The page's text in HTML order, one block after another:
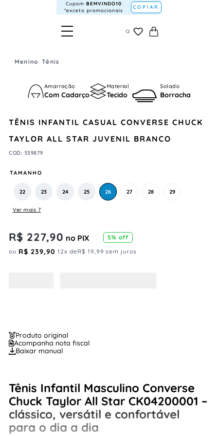
Cupom BEMVINDO10
*exceto promocionais
COPIAR
Menino Tênis
Amarração
Com Cadarço
Material
Tecido
Solado
Borracha
TÊNIS INFANTIL CASUAL CONVERSE CHUCK
TAYLOR ALL STAR JUVENIL BRANCO
COD: 339879
TAMANHO
22 23 24 25 26 27 28 29
Ver mais 7
R$ 227,90 no PIX 5% off
ou R$ 239,90 12x deR$ 19,99 sem juros
Produto original
Acompanha nota fiscal
Baixar manual
Tênis Infantil Masculino Converse
Chuck Taylor All Star CK04200001 –
clássico, versátil e confortável
para o dia a dia